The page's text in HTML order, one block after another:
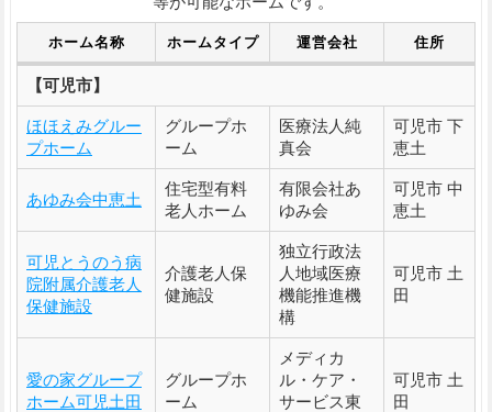
ホーム名称 ホームタイプ 運営会社 住所
【可児市】
ほほえみグルー
プホーム
グループホ
ーム
医療法人純
真会
可児市 下
恵土
あゆみ会中恵土
住宅型有料
老人ホーム
有限会社あ
ゆみ会
可児市 中
恵土
可児とうのう病
院附属介護老人
保健施設
介護老人保
健施設
独立行政法
人地域医療
機能推進機
構
可児市 土
田
愛の家グループ
ホーム可児土田
グループホ
ーム
メディカ
ル・ケア・
サービス東
可児市 土
田